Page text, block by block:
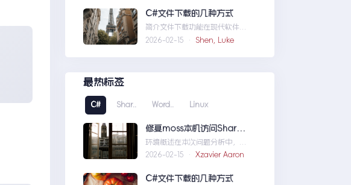
们定位问题，也为...修复moss本
误
C#文件下载的几种方式
简介文件下载功能在现代软件开
发中占据了重要地位，无论是为
2026-02-15 · Shen, Luke
最热标签
C# Shar.. Word.. Linux
修复moss本机访问SharePoint 401.1 HTTP错误
环境概述在本次问题分析中，我
们首先需要明确系统的运行环
们定位问题，也为...修复moss本
2026-02-15 · Xzavier Aaron
C#文件下载的几种方式